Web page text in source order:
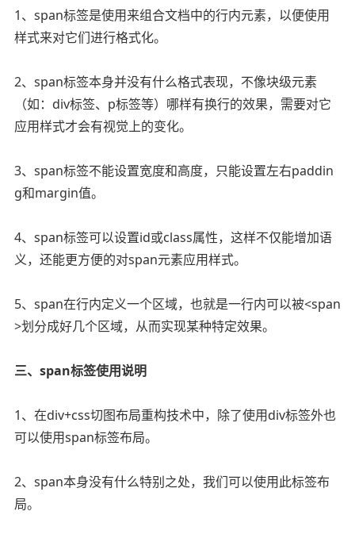
1、span标签是使用来组合文档中的行内元素，以便使用
样式来对它们进行格式化。
2、span标签本身并没有什么格式表现，不像块级元素
（如：div标签、p标签等）哪样有换行的效果，需要对它
应用样式才会有视觉上的变化。
3、span标签不能设置宽度和高度，只能设置左右paddin
g和margin值。
4、span标签可以设置id或class属性，这样不仅能增加语
义，还能更方便的对span元素应用样式。
5、span在行内定义一个区域，也就是一行内可以被<span
>划分成好几个区域，从而实现某种特定效果。
三、span标签使用说明
1、在div+css切图布局重构技术中，除了使用div标签外也
可以使用span标签布局。
2、span本身没有什么特别之处，我们可以使用此标签布
局。